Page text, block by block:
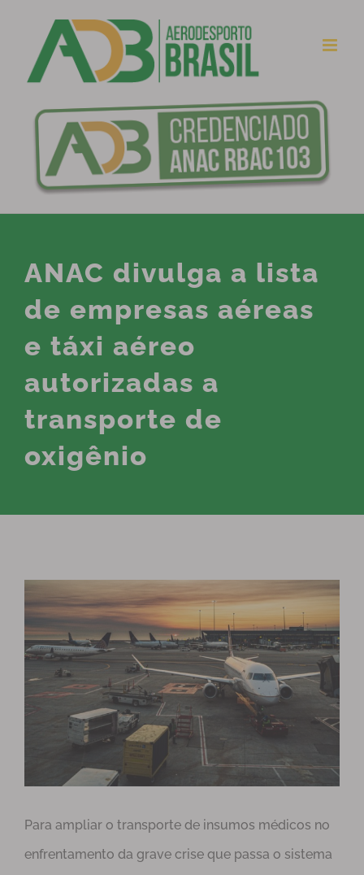
ANAC divulga a lista
de empresas aéreas
e táxi aéreo
autorizadas a
transporte de
oxigênio
Larger
Image
Para ampliar o transporte de insumos médicos no
enfrentamento da grave crise que passa o sistema